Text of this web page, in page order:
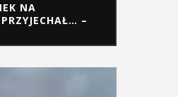
NA
–